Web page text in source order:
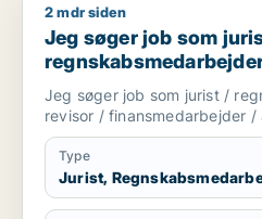
Jeg søger job som jurist /
2 mdr siden
Jeg søger job som
finansmedarbejder /
medarbejder
Jeg søger job som jurist /
revisor / finansmedarbejder
Type
Jurist,